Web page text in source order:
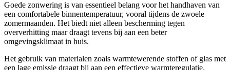
Goede zonwering is van essentieel belang voor het handhaven van
een comfortabele binnentemperatuur, vooral tijdens de zwoele
zomermaanden. Het biedt niet alleen bescherming tegen
oververhitting maar draagt tevens bij aan een beter
omgevingsklimaat in huis.
Het gebruik van materialen zoals warmtewerende stoffen of glas met
een lage emissie draagt bij aan een effectieve warmteregulatie.